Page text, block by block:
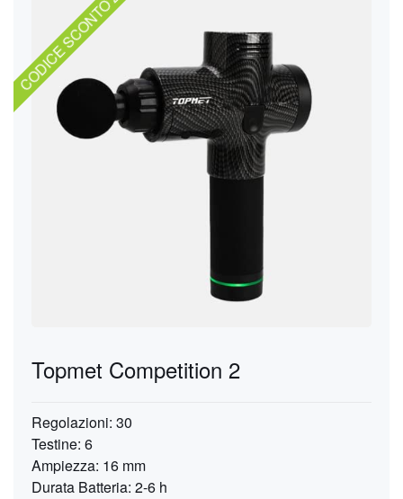
Topmet Competition 2
Regolazioni: 30
Testine: 6
Ampiezza: 16 mm
Durata Batteria: 2-6 h